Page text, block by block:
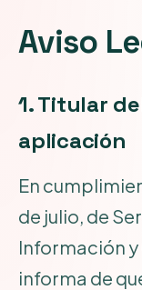
Aviso
1. Titular
aplicación
En
de julio, de
Información
informa de